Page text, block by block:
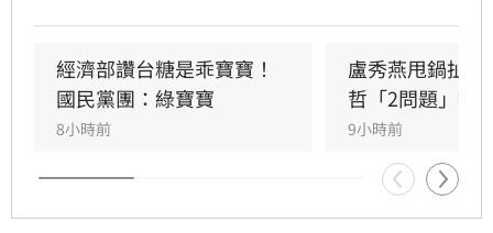
回，強調陳其邁市長未曾推薦台糖人事，呼籲勿
惡意抹黑。同時，高市府反擊指出王鴻薇曾收受
遭重罰的南僑油脂政治獻金，質疑其發言動機。
雙方陣營針對台糖人事布局與食安通報責任展開
激烈政治攻防，事件背後的政治角力與食安疑雲
恐將持續擴大，民眾對於食安把關的信任度亦備
經濟部讚台糖是乖寶寶！
國民黨團：綠寶寶
8小時前
盧秀燕甩鍋扯
哲「2問題」打
9小時前